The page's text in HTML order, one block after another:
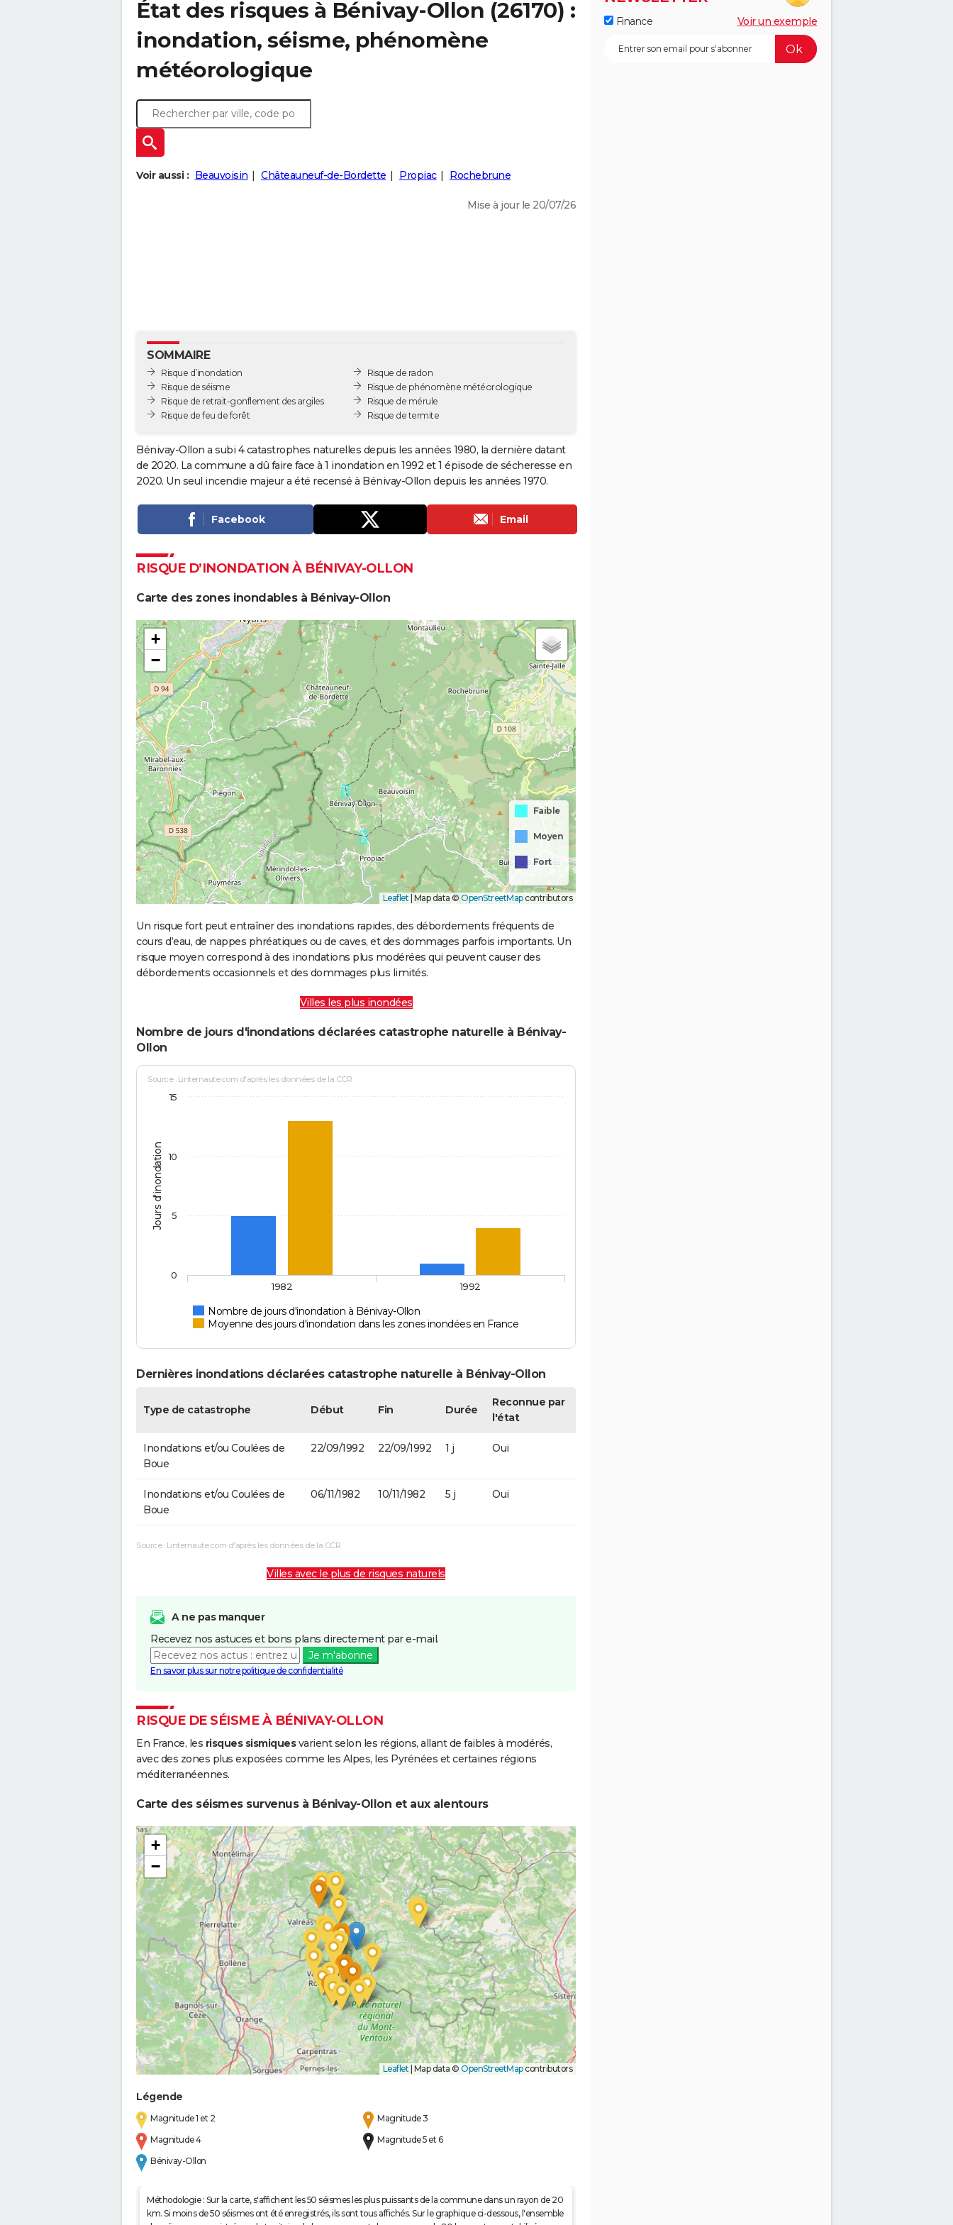
État des risques à Bénivay-Ollon (26170) :
inondation, séisme, phénomène
météorologique
Voir aussi : Beauvoisin Châteauneuf-de-Bordette Propiac Rochebrune
Mise à jour le 20/07/26
SOMMAIRE
Risque d’inondation
Risque de séisme
Risque de retrait-gonflement des argiles
Risque de feu de forêt
Risque de radon
Risque de phénomène météorologique
Risque de mérule
Risque de termite
Bénivay-Ollon a subi 4 catastrophes naturelles depuis les années 1980, la dernière datant
de 2020. La commune a dû faire face à 1 inondation en 1992 et 1 épisode de sécheresse en
2020. Un seul incendie majeur a été recensé à Bénivay-Ollon depuis les années 1970.
Facebook Email
RISQUE D’INONDATION À BÉNIVAY-OLLON
Carte des zones inondables à Bénivay-Ollon
+
−
Faible
Moyen
Fort
Leaflet Map data © OpenStreetMapcontributors
Un risque fort peut entraîner des inondations rapides, des débordements fréquents de
cours d’eau, de nappes phréatiques ou de caves, et des dommages parfois importants. Un
risque moyen correspond à des inondations plus modérées qui peuvent causer des
débordements occasionnels et des dommages plus limités.
Villes les plus inondées
Nombre de jours d'inondations déclarées catastrophe naturelle à Bénivay-
Ollon
Jours d'inondation
Source : Linternaute.com d'après les données de la CCR
Nombre de jours d'inondation à Bénivay-Ollon
Moyenne des jours d'inondation dans les zones inondées en France
1982 1992
0
5
10
15
Dernières inondations déclarées catastrophe naturelle à Bénivay-Ollon
Type de catastrophe Début Fin Durée
Reconnue par
l'état
Inondations et/ou Coulées de
Boue
22/09/1992 22/09/1992 1 j Oui
Inondations et/ou Coulées de
Boue
06/11/1982 10/11/1982 5 j Oui
Source : Linternaute.com d'après les données de la CCR
Villes avec le plus de risques naturels
A ne pas manquer
Recevez nos astuces et bons plans directement par e-mail.
Je m'abonne
En savoir plus sur notre politique de confidentialité
RISQUE DE SÉISME À BÉNIVAY-OLLON
En France, les risques sismiquesvarient selon les régions, allant de faibles à modérés,
avec des zones plus exposées comme les Alpes, les Pyrénées et certaines régions
méditerranéennes.
Carte des séismes survenus à Bénivay-Ollon et aux alentours
+
−
Leaflet Map data © OpenStreetMapcontributors
Légende
Magnitude 1 et 2
Magnitude 3
Magnitude 4
Magnitude 5 et 6
Bénivay-Ollon
Méthodologie : Sur la carte, s'affichent les 50 séismes les plus puissants de la commune dans un rayon de 20
km. Si moins de 50 séismes ont été enregistrés, ils sont tous affichés. Sur le graphique ci-dessous, l'ensemble
Finance Voir un exemple